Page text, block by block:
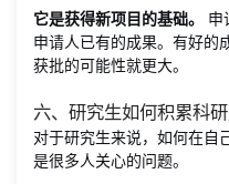
它是获得新项目的基础。
申
申请人已有的成果。有好的
获批的可能性就更大。
六、研究生如何积累科
对于研究生来说，如何在自
是很多人关心的问题。